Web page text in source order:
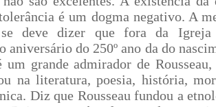
é um dogma negativo. A
deve dizer que fora da
aniversário do 250º ano da do
um grande admirador de
na literatura, poesia, história,
Diz que Rousseau fundou a